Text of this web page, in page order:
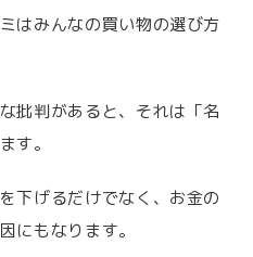
はみんなの買い物の選び方
批判があると、それは「名
す。
下げるだけでなく、お金の
にもなります。